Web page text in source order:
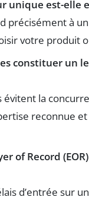
unique est-elle
précisément à
votre produit
constituer un
évitent la
reconnue
of Record
d’entrée sur